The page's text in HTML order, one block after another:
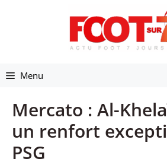
Menu
Mercato : Al-
un renfort
PSG